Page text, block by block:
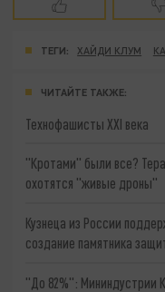
ТЕГИ: ХАЙДИ КЛУМ
ЧИТАЙТЕ ТАКЖЕ:
Технофашисты XXI века
"Кротами" были все?
охотятся "живые дроны"
Кузнеца из России
создание памятника
"До 82%": Мининдустрии